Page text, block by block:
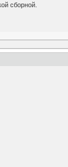
сборной.